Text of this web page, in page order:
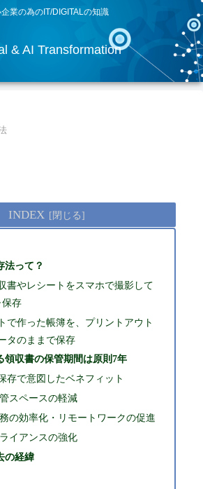
業の為のIT/DIGITALの知識
& AI Transformation
INDEX
法って？
書やレシートをスマホで撮影して
保存
で作った帳簿を、プリントアウト
タのままで保存
領収書の保管期間は原則7年
存で意図したベネフィット
スペースの軽減
の効率化・リモートワークの促進
イアンスの強化
の経緯